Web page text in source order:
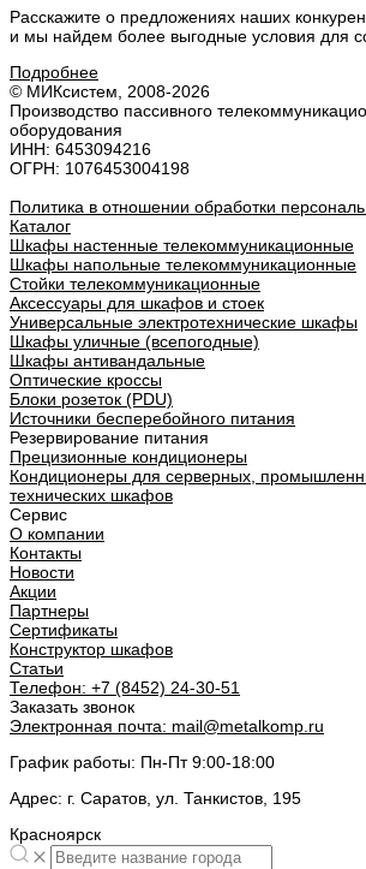
Расскажите о предложениях наших
и мы найдем более выгодные условия для
Подробнее
© МИКсистем, 2008-2026
Производство пассивного
оборудования
ИНН: 6453094216
ОГРН: 1076453004198
Политика в отношении обработки
Каталог
Шкафы настенные телекоммуникационные
Шкафы напольные телекоммуникационные
Стойки телекоммуникационные
Аксессуары для шкафов и стоек
Универсальные электротехнические шкафы
Шкафы уличные (всепогодные)
Шкафы антивандальные
Оптические кроссы
Блоки розеток (PDU)
Источники бесперебойного питания
Резервирование питания
Прецизионные кондиционеры
Кондиционеры для серверных,
технических шкафов
Сервис
О компании
Контакты
Новости
Акции
Партнеры
Сертификаты
Конструктор шкафов
Статьи
Телефон: +7 (8452) 24-30-51
Заказать звонок
Электронная почта: mail@metalkomp.ru
График работы: Пн-Пт 9:00-18:00
Адрес: г. Саратов, ул. Танкистов, 195
Красноярск